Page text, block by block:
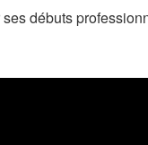
débuts